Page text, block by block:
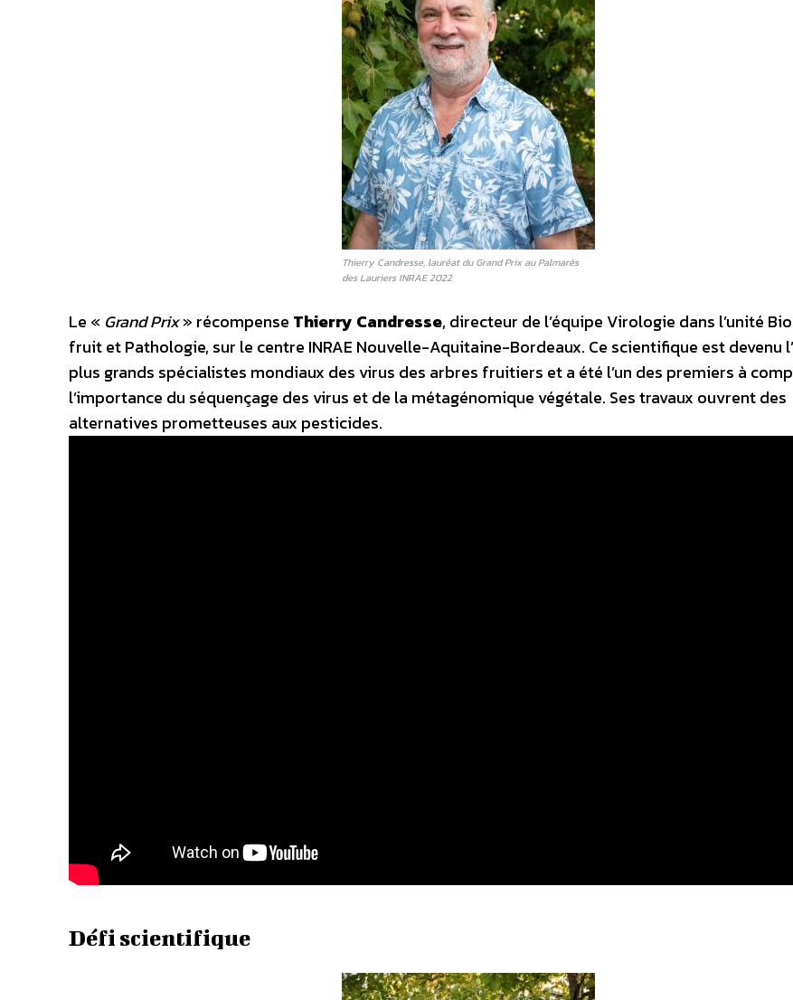
Thierry Candresse, lauréat du Grand Prix au Palmarès
des Lauriers INRAE 2022
Le « Grand Prix» récompense Thierry Candresse, directeur de l’équipe Virologie dans l’unité
fruit et Pathologie, sur le centre INRAE Nouvelle-Aquitaine-Bordeaux. Ce scientifique est devenu
plus grands spécialistes mondiaux des virus des arbres fruitiers et a été l’un des premiers à
l’importance du séquençage des virus et de la métagénomique végétale. Ses travaux ouvrent des
alternatives prometteuses aux pesticides.
Défi scientifique